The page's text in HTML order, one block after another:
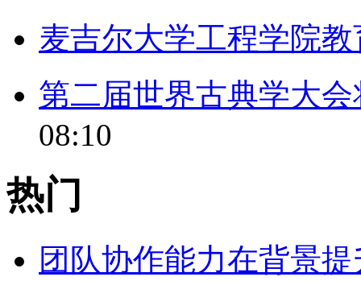
麦吉尔大学工程学院
第二届世界古典学大
08:10
热门
团队协作能力在背景